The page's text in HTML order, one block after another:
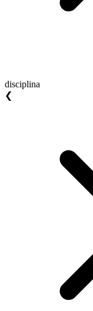
disciplina
❮